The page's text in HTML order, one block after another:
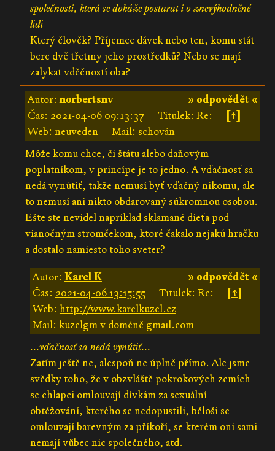
společnosti, která se dokáže postarat i o znevýhodněné
lidi
Který člověk? Příjemce dávek nebo ten, komu stát
bere dvě třetiny jeho prostředků? Nebo se mají
zalykat vděčností oba?
» odpovědět «
Autor:norbertsnv
Čas: 2021-04-06 09:13:37 Titulek: Re:
[↑]
Web: neuveden
Mail: schován
Môže komu chce, či štátu alebo daňovým
poplatníkom, v princípe je to jedno. A vďačnosť sa
nedá vynútiť, takže nemusí byť vďačný nikomu, ale
to nemusí ani nikto obdarovaný súkromnou osobou.
Ešte ste nevidel napríklad sklamané dieťa pod
vianočným stromčekom, ktoré čakalo nejakú hračku
a dostalo namiesto toho sveter?
» odpovědět «
Autor: Karel K
Čas: 2021-04-06 13:15:55 Titulek: Re:
[↑]
Web: http://www.karelkuzel.cz
Mail: kuzelgm v doméně gmail.com
...vďačnosť sa nedá vynútiť...
Zatím ještě ne, alespoň ne úplně přímo. Ale jsme
svědky toho, že v obzvláště pokrokových zemích
se chlapci omlouvají dívkám za sexuální
obtěžování, kterého se nedopustili, běloši se
omlouvají barevným za příkoří, se kterém oni sami
nemají vůbec nic společného, atd.